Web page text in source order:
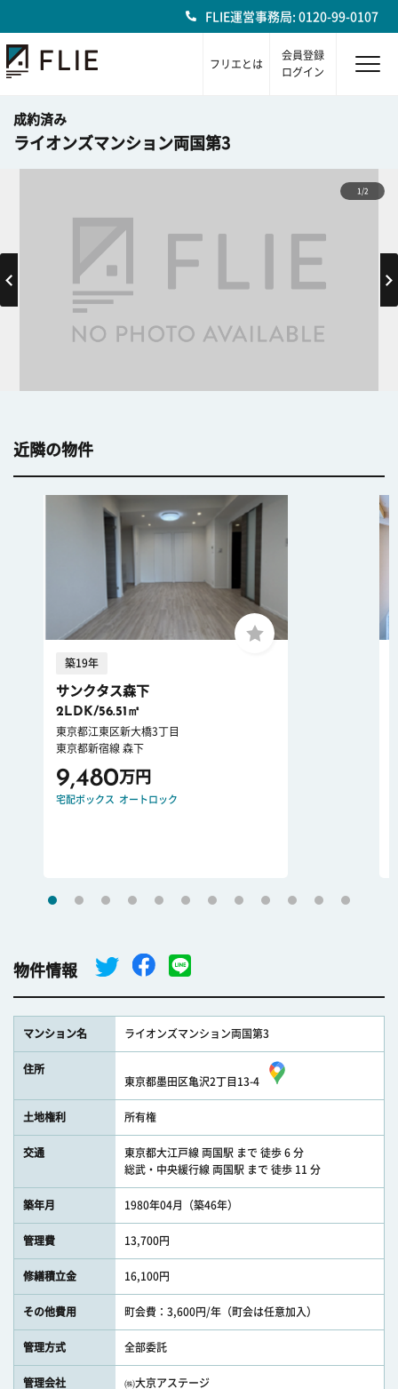
FLIE運営事務局: 0120-99-0107
フリエとは
会員登録
ログイン
成約済み
ライオンズマンション両国第3
1/2
近隣の物件
築19年
サンクタス森下
2LDK/56.51㎡
東京都江東区新大橋3丁目
東京都新宿線 森下
9,480万円
宅配ボックス オートロック
物件情報
マンション名 ライオンズマンション両国第3
住所
東京都墨田区亀沢2丁目13-4
土地権利 所有権
交通
東京都大江戸線 両国駅 まで 徒歩 6 分
総武・中央緩行線 両国駅 まで 徒歩 11 分
築年月 1980年04月（築46年）
管理費 13,700円
修繕積立金 16,100円
その他費用 町会費：3,600円/年（町会は任意加入）
管理方式 全部委託
管理会社 ㈱大京アステージ